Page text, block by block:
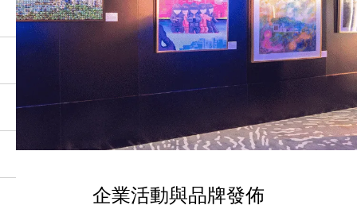
企業活動與品牌發佈